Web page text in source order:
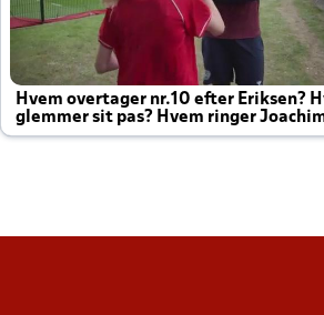
Hvem overtager nr.10 efter Eriksen?
glemmer sit pas? Hvem ringer
altid til efter kampe?